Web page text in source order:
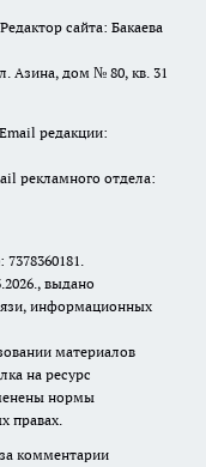
сайта: Бакаева
Азина, дом № 80, кв. 31
редакции:
рекламного отдела:
выдано
информационных
материалов
на ресурс
нормы
правах.
комментарии